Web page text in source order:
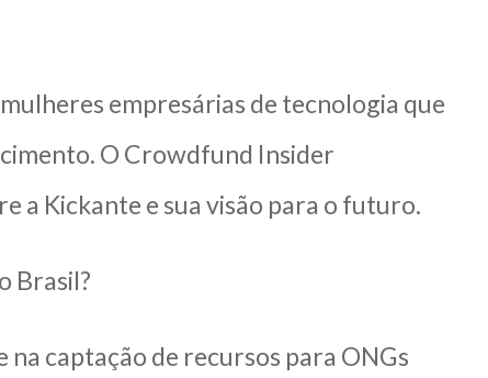
empresárias de tecnologia que
O Crowdfund Insider
a Kickante e sua visão para o futuro.
Brasil?
captação de recursos para ONGs